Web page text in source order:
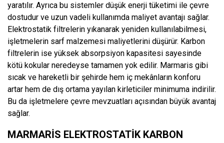
yaratılır. Ayrıca bu sistemler düşük enerji tüketimi ile çevre
dostudur ve uzun vadeli kullanımda maliyet avantajı sağlar.
Elektrostatik filtrelerin yıkanarak yeniden kullanılabilmesi,
işletmelerin sarf malzemesi maliyetlerini düşürür. Karbon
filtrelerin ise yüksek absorpsiyon kapasitesi sayesinde
kötü kokular neredeyse tamamen yok edilir. Marmaris gibi
sıcak ve hareketli bir şehirde hem iç mekânların konforu
artar hem de dış ortama yayılan kirleticiler minimuma indirilir.
Bu da işletmelere çevre mevzuatları açısından büyük avantaj
sağlar.
MARMARIS ELEKTROSTATIK KARBON